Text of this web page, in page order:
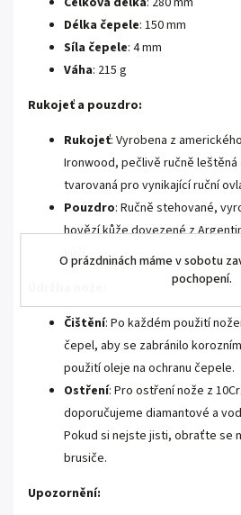
O prázdninách máme v sobotu
pochopení.
Délka čepele: 150 mm
Síla čepele: 4 mm
Váha: 215 g
Rukojeť a pouzdro:
Rukojeť: Vyrobena z
Ironwood, pečlivě ručně
tvarovaná pro vynikající ruční
Pouzdro: Ručně stehované,
hovězí kůže dovezené z
kůží.
Čištění: Po každém použití
čepel, aby se zabránilo
použití oleje na ochranu čepele.
Ostření: Pro ostření nože z
doporučujeme diamantové a
Pokud si nejste jisti, obraťte se
brusiče.
Upozornění: